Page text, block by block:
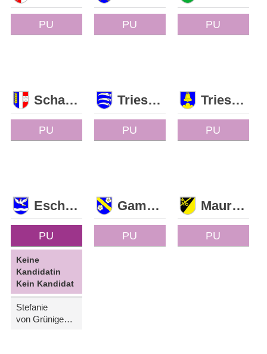
PU PU PU
Schaan
PU
Triesen
PU
Triesenberg
PU
Eschen
PU
Keine
Kandidatin
Kein Kandidat
Stefanie
von Grünigen-Sele
Gamprin
PU
Mauren
PU